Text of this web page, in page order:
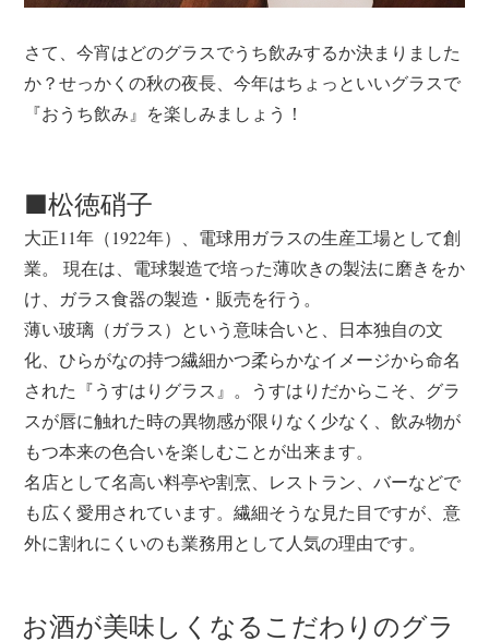
さて、今宵はどのグラスでうち飲みするか決まりました
か？せっかくの秋の夜長、今年はちょっといいグラスで
『おうち飲み』を楽しみましょう！
■松徳硝子
大正11年（1922年）、電球用ガラスの生産工場として創
業。 現在は、電球製造で培った薄吹きの製法に磨きをか
け、ガラス食器の製造・販売を行う。
薄い玻璃（ガラス）という意味合いと、日本独自の文
化、ひらがなの持つ繊細かつ柔らかなイメージから命名
された『うすはりグラス』。うすはりだからこそ、グラ
スが唇に触れた時の異物感が限りなく少なく、飲み物が
もつ本来の色合いを楽しむことが出来ます。
名店として名高い料亭や割烹、レストラン、バーなどで
も広く愛用されています。繊細そうな見た目ですが、意
外に割れにくいのも業務用として人気の理由です。
お酒が美味しくなるこだわりのグラ